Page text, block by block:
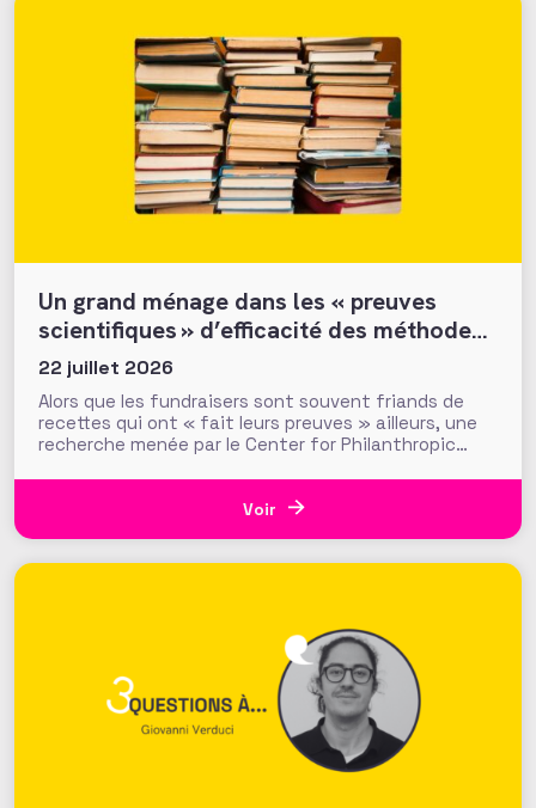
Un grand ménage dans les « preuves
scientifiques » d’efficacité des méthodes
et tactiques de collecte…
22 juillet 2026
Alors que les fundraisers sont souvent friands de
recettes qui ont « fait leurs preuves » ailleurs, une
recherche menée par le Center for Philanthropic
question cruciale : la recherche académique sur la
générosité apporte-t-elle des preuves solides pour
Voir